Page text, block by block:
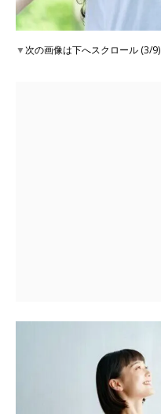
▼次の画像は下へスクロール (3/9)